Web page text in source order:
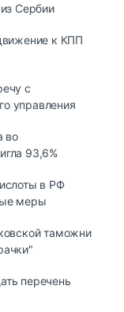
Сербии
к КПП
с
управления
во
93,6%
в РФ
меры
таможни
перечень